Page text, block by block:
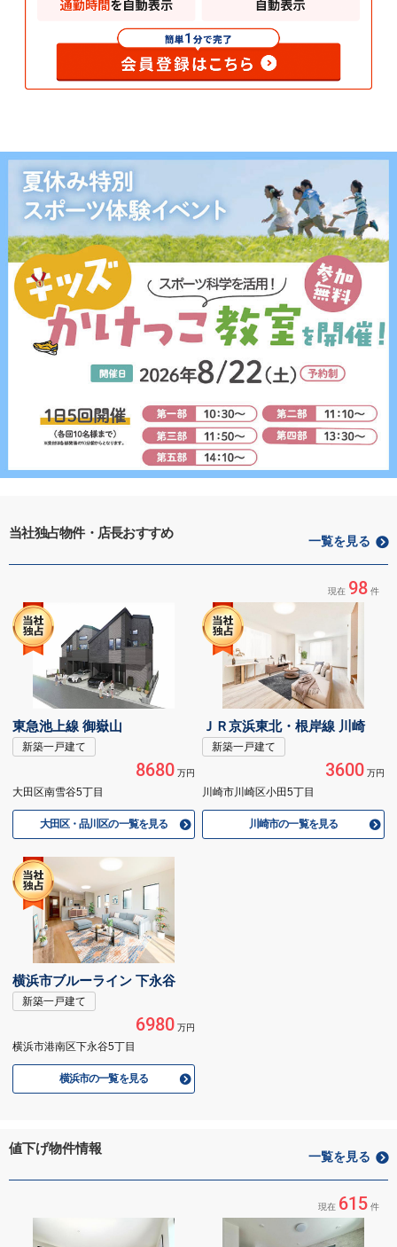
当社独占物件・店長おすすめ
一覧を見る
現在 98 件
東急池上線 御嶽山
新築一戸建て
8680万円
大田区南雪谷5丁目
大田区・品川区の一覧を見る
ＪＲ京浜東北・根岸線 川崎
新築一戸建て
3600万円
川崎市川崎区小田5丁目
川崎市の一覧を見る
横浜市ブルーライン 下永谷
新築一戸建て
6980万円
横浜市港南区下永谷5丁目
横浜市の一覧を見る
値下げ物件情報
一覧を見る
現在 615 件